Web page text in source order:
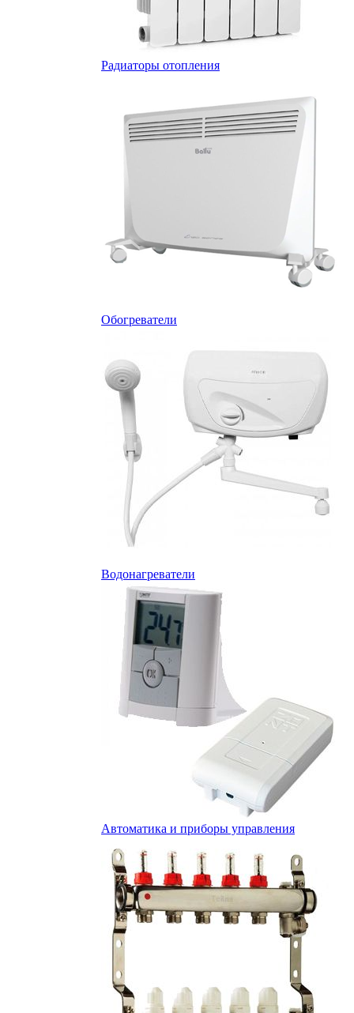
Радиаторы отопления
Обогреватели
Водонагреватели
Автоматика и приборы управления